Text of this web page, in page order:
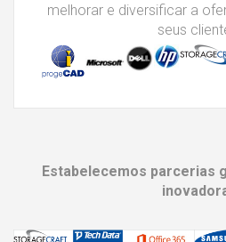
melhorar e diversificar a
seus
Estabelecemos parcerias